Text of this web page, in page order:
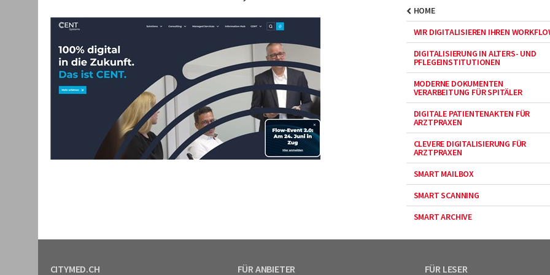
HOME
WIR DIGITALISIEREN IHREN
DIGITALISIERUNG IN ALTERS- UND
PFLEGEINSTITUTIONEN
MODERNE DOKUMENTEN
VERARBEITUNG FÜR SPITÄLER
DIGITALE PATIENTENAKTEN FÜR
ARZTPRAXEN
CLEVERE DIGITALISIERUNG FÜR
ARZTPRAXEN
SMART MAILBOX
SMART SCANNING
SMART ARCHIVE
CITYMED.CH FÜR ANBIETER FÜR LESER